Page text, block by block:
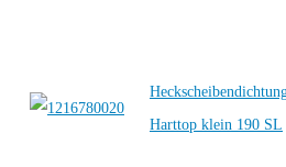
Harttop klein 190 SL